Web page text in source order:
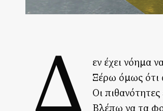
Δ
εν έχει νόημα
Ξέρω όμως ότι
Οι